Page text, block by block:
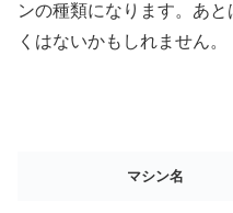
ンの種類になります。あ
くはないかもしれません。
マシン名